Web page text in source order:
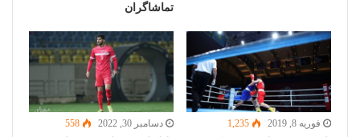
تماشاگران
فوریه 8, 2019 1,235 دسامبر 30, 2022 558